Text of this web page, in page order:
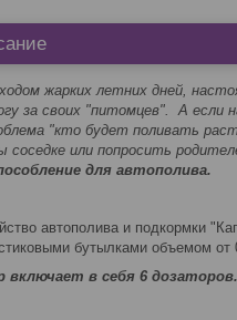
жарких летних дней,
за своих "питомцев". А если
"кто будет поливать
соседке или попросить
для автополива.
автополива и подкормки
бутылками объемом от
включает в себя 6 дозаторов.